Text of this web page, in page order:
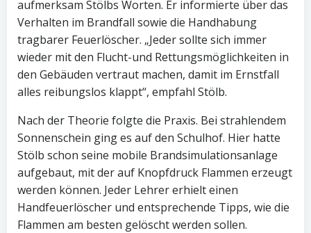
aufmerksam Stölbs Worten. Er informierte über das
Verhalten im Brandfall sowie die Handhabung
tragbarer Feuerlöscher. „Jeder sollte sich immer
wieder mit den Flucht-und Rettungsmöglichkeiten in
den Gebäuden vertraut machen, damit im Ernstfall
alles reibungslos klappt“, empfahl Stölb.
Nach der Theorie folgte die Praxis. Bei strahlendem
Sonnenschein ging es auf den Schulhof. Hier hatte
Stölb schon seine mobile Brandsimulationsanlage
aufgebaut, mit der auf Knopfdruck Flammen erzeugt
werden können. Jeder Lehrer erhielt einen
Handfeuerlöscher und entsprechende Tipps, wie die
Flammen am besten gelöscht werden sollen.